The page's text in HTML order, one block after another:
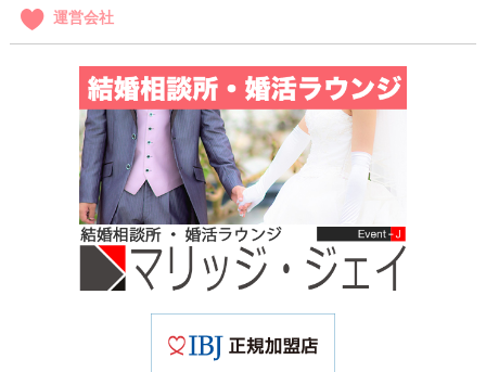
運営会社